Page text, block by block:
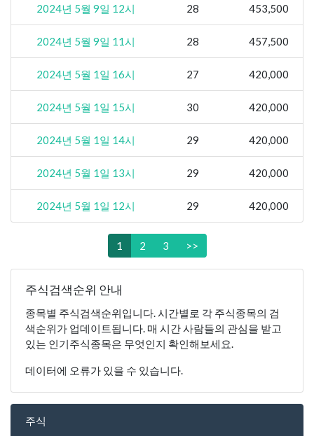
2024년 5월 9일 12시 28 453,500
2024년 5월 9일 11시 28 457,500
2024년 5월 1일 16시 27 420,000
2024년 5월 1일 15시 30 420,000
2024년 5월 1일 14시 29 420,000
2024년 5월 1일 13시 29 420,000
2024년 5월 1일 12시 29 420,000
1 2 3 >>
주식검색순위 안내
종목별 주식검색순위입니다. 시간별로 각 주식종목의 검
색순위가 업데이트됩니다. 매 시간 사람들의 관심을 받고
있는 인기주식종목은 무엇인지 확인해보세요.
데이터에 오류가 있을 수 있습니다.
주식